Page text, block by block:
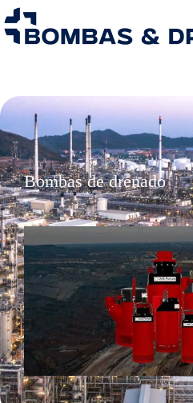
Bombas de drenado